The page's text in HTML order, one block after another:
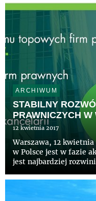
ARCHIWUM
STABILNY
PRAWNICZYCH W
12 kwietnia 2017
Warszawa, 12
w Polsce jest w fazie
jest najbardziej
„Legal Sector in